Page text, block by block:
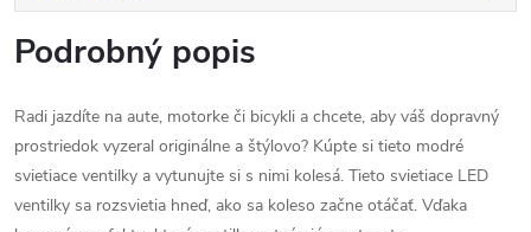
Podrobný popis
Radi jazdíte na aute, motorke či bicykli a chcete, aby váš dopravný
prostriedok vyzeral originálne a štýlovo? Kúpte si tieto modré
svietiace ventilky a vytunujte si s nimi kolesá. Tieto svietiace LED
ventilky sa rozsvietia hneď, ako sa koleso začne otáčať. Vďaka